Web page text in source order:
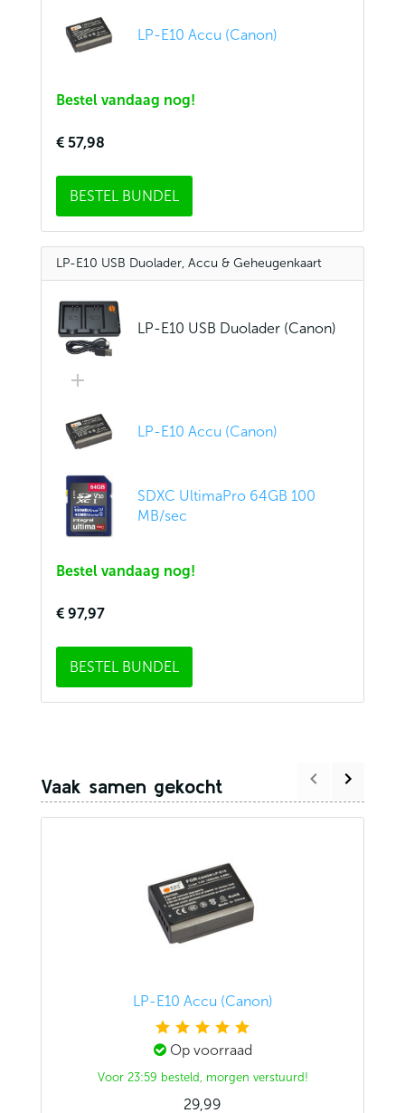
LP-E10 Accu (Canon)
Bestel vandaag nog!
€ 57,98
BESTEL BUNDEL
LP-E10 USB Duolader, Accu & Geheugenkaart
LP-E10 USB Duolader (Canon)
LP-E10 Accu (Canon)
SDXC UltimaPro 64GB 100
MB/sec
Bestel vandaag nog!
€ 97,97
BESTEL BUNDEL
Vaak samen gekocht
LP-E10 Accu (Canon)
Op voorraad
Voor 23:59 besteld, morgen verstuurd!
29,99